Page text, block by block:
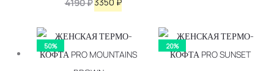
4190₽
составляла
4190 ₽.
3350 ₽.
50% 20%